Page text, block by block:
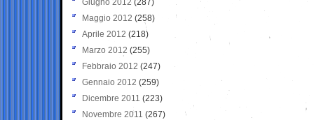
Giugno 2012 (287)
Maggio 2012 (258)
Aprile 2012 (218)
Marzo 2012 (255)
Febbraio 2012 (247)
Gennaio 2012 (259)
Dicembre 2011 (223)
Novembre 2011 (267)